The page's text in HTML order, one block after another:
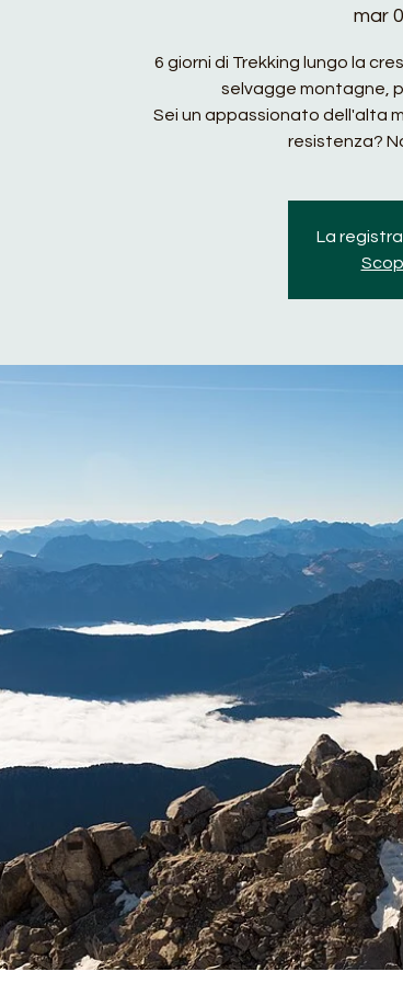
mar
6 giorni di Trekking lungo la
selvagge montagne,
Sei un appassionato dell'alta
resistenza?
La